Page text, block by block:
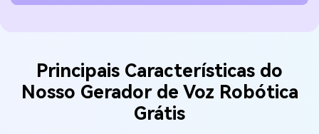
Principais Características do
Nosso Gerador de Voz Robótica
Grátis